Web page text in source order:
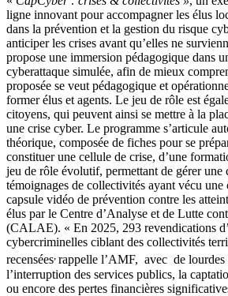
ligne innovant pour accompagner les élus
dans la prévention et la gestion du risque
anticiper les crises avant qu’elles ne
propose une immersion pédagogique dans
cyberattaque simulée, afin de mieux
proposée se veut pédagogique et
former élus et agents. Le jeu de rôle est
citoyens, qui peuvent ainsi se mettre à la
une crise cyber. Le programme s’articule
théorique, composée de fiches pour se
constituer une cellule de crise, d’une
jeu de rôle évolutif, permettant de gérer une
témoignages de collectivités ayant vécu une
capsule vidéo de prévention contre les
élus par le Centre d’Analyse et de Lutte
(CALAE). « En 2025, 293 revendications
cybercriminelles ciblant des collectivités
recensées, rappelle l’AMF, avec de lourdes
l’interruption des services publics, la
ou encore des pertes financières